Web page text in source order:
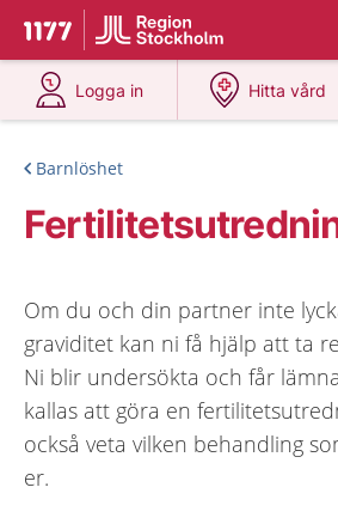
Till startsidan för 1177
Du har valt region
Logga in
på 1177.se
Hitta vård
på
Barnlöshet
Om du och din partner inte
graviditet kan ni få hjälp att ta
Ni blir undersökta och får
kallas att göra en
också veta vilken behandling
er.